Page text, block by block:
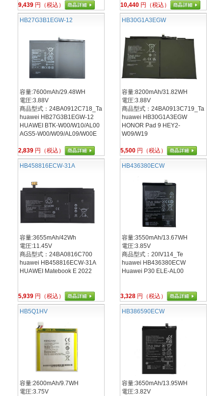
9,439 円（税込） 10,440 円（税込）
HB27G3B1EGW-12
容量:7600mAh/29.48WH
電圧:3.88V
商品型式：24BA0912C718_Ta
huawei HB27G3B1EGW-12
HUAWEI BTK-W00/W10/AL00
AGS5-W00/W09/AL09/W00E
2,839 円（税込）
HB30G1A3EGW
容量:8200mAh/31.82WH
電圧:3.88V
商品型式：24BA0913C719_Ta
huawei HB30G1A3EGW
HONOR Pad 9 HEY2-
W09/W19
5,500 円（税込）
HB458816ECW-31A
容量:3655mAh/42Wh
電圧:11.45V
商品型式：24BA0816C700
huawei HB458816ECW-31A
HUAWEI Matebook E 2022
5,939 円（税込）
HB436380ECW
容量:3550mAh/13.67WH
電圧:3.85V
商品型式：20IV114_Te
huawei HB436380ECW
Huawei P30 ELE-AL00
3,328 円（税込）
HB5Q1HV
容量:2600mAh/9.7WH
電圧:3.75V
HB386590ECW
容量:3650mAh/13.95WH
電圧:3.82V